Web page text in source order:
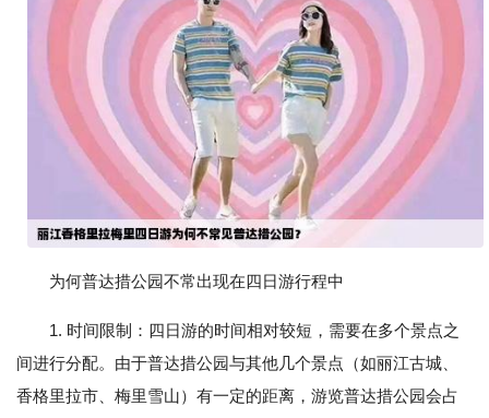
为何普达措公园不常出现在四日游行程中
1. 时间限制：四日游的时间相对较短，需要在多个景点之
间进行分配。由于普达措公园与其他几个景点（如丽江古城、
香格里拉市、梅里雪山）有一定的距离，游览普达措公园会占